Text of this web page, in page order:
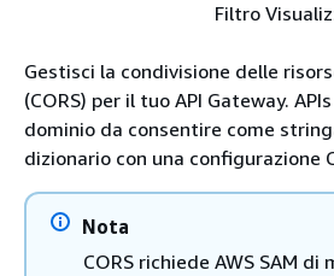
Filtro
Gestisci la condivisione delle
(CORS) per il tuo API Gateway.
dominio da consentire come
dizionario con una configurazione
Nota
CORS richiede AWS SAM di